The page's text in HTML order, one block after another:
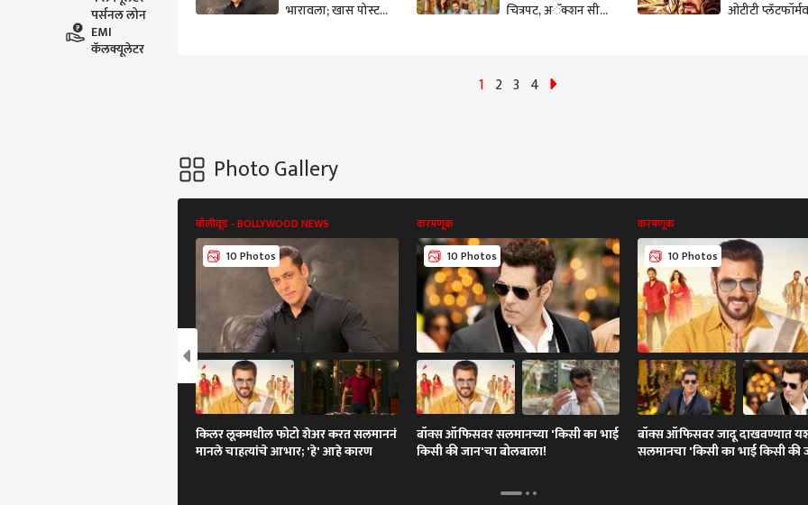
पर्सनल लोन
EMI
कॅलक्यूलेटर
भारावला; खास पोस्ट
चित्रपट, अॅक्शन सीन्स
ओटीटी
1 2 3 4
Photo Gallery
बॉलीवूड - BOLLYWOOD NEWS
10 Photos
किलर लूकमधील फोटो शेअर करत सलमाननं
मानले चाहत्यांचे आभार; 'हे' आहे कारण
करमणूक
10 Photos
बॉक्स ऑफिसवर सलमानच्या 'किसी का भाई
किसी की जान'चा बोलबाला!
करमणूक
10 Photos
बॉक्स ऑफिसवर जादू दाखवण्यात
सलमानचा 'किसी का भाई किसी की